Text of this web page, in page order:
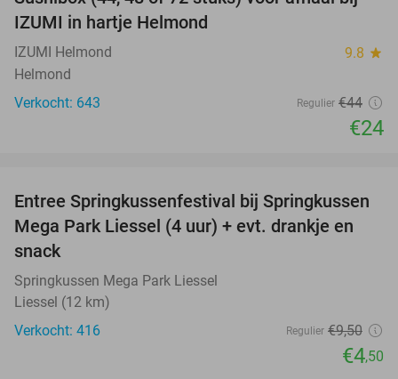
IZUMI in hartje Helmond
IZUMI Helmond 9.8 star
Helmond
Verkocht: 643
Regulier €44
€24
53%
Entree Springkussenfestival bij Springkussen
Mega Park Liessel (4 uur) + evt. drankje en
snack
Springkussen Mega Park Liessel
Liessel (12 km)
Verkocht: 416
Regulier €9,50
€4,50